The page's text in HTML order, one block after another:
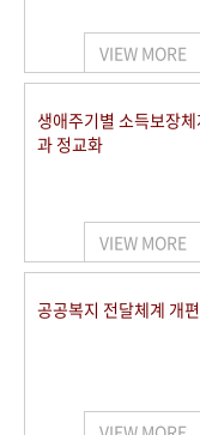
VIEW MORE
생애주기별 소득보장
과 정교화
VIEW MORE
공공복지 전달체계 개